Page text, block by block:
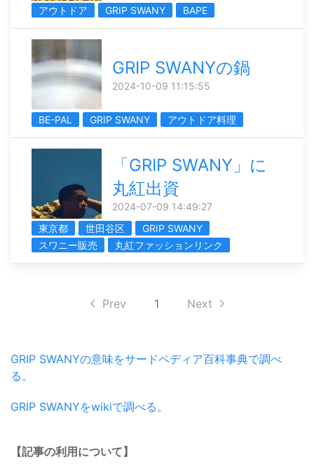
アウトドア
GRIP SWANY BAPE
GRIP SWANYの鍋
2024-10-09 11:15:55
BE-PAL GRIP SWANY アウトドア料理
「GRIP SWANY」に
丸紅出資
2024-07-09 14:49:27
東京都
世田谷区
GRIP SWANY
スワニー販売
丸紅ファッションリンク
Prev 1 Next
GRIP SWANYの意味をサードペディア百科事典で調べ
る。
GRIP SWANYをwikiで調べる。
【記事の利用について】